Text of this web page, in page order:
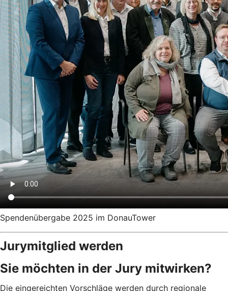
Spendenübergabe 2025 im DonauTower
Jurymitglied werden
Sie möchten in der Jury mitwirken?
Die eingereichten Vorschläge werden durch regionale